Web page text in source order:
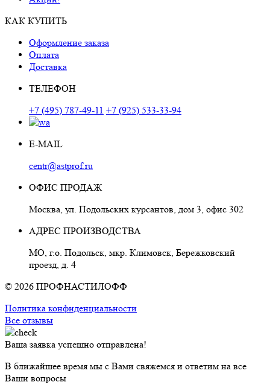
КАК КУПИТЬ
Оформление заказа
Оплата
Доставка
ТЕЛЕФОН
+7 (495) 787-49-11 +7 (925) 533-33-94
E-MAIL
centr@astprof.ru
ОФИС ПРОДАЖ
Москва, ул. Подольских курсантов, дом 3, офис 302
АДРЕС ПРОИЗВОДСТВА
МО, г.о. Подольск, мкр. Климовск, Бережковский
проезд, д. 4
© 2026 ПРОФНАСТИЛОФФ
Политика конфиденциальности
Все отзывы
Ваша заявка успешно отправлена!
В ближайшее время мы с Вами свяжемся и ответим на все
Ваши вопросы